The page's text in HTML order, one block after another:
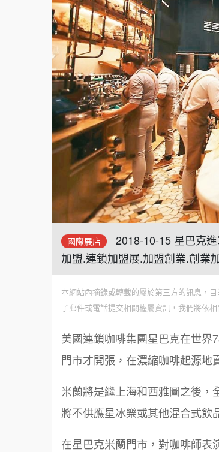
國際展店
2018-10-15 星巴克
加盟.連鎖加盟展.加盟創業.創業
本網站內摘錄或轉載的屬於第三方的訊息，
子郵件或電話提交相關權屬資訊，我們將依
美國連鎖咖啡集團星巴克在世界
門市才開張，在濃縮咖啡起源地
米蘭將是繼上海和西雅圖之後
將不供應星冰樂或其他混合式飲
在星巴克米蘭門市，對咖啡師表